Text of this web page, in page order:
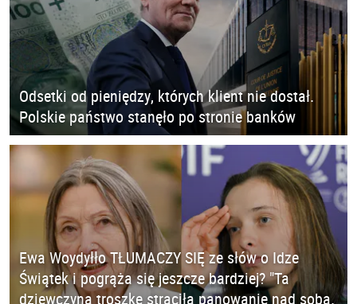
Odsetki od pieniędzy, których klient nie dostał.
Polskie państwo stanęło po stronie banków
Ewa Woydyłło TŁUMACZY SIĘ ze słów o Idze
Świątek i pogrąża się jeszcze bardziej? "Ta
dziewczyna troszkę straciła panowanie nad sobą.